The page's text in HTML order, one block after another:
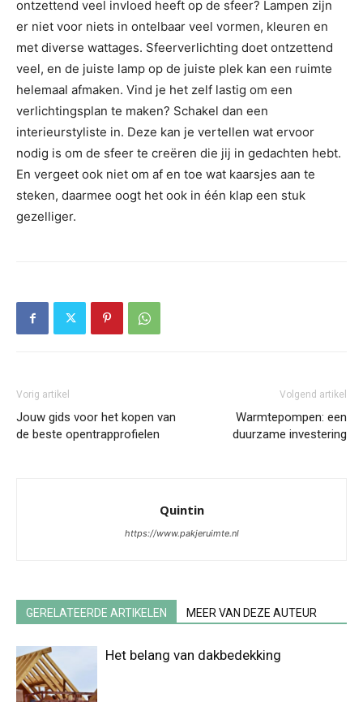
ontzettend veel invloed heeft op de sfeer? Lampen zijn
er niet voor niets in ontelbaar veel vormen, kleuren en
met diverse wattages. Sfeerverlichting doet ontzettend
veel, en de juiste lamp op de juiste plek kan een ruimte
helemaal afmaken. Vind je het zelf lastig om een
verlichtingsplan te maken? Schakel dan een
interieurstyliste in. Deze kan je vertellen wat ervoor
nodig is om de sfeer te creëren die jij in gedachten hebt.
En vergeet ook niet om af en toe wat kaarsjes aan te
steken, daarmee oogt het ook in één klap een stuk
gezelliger.
Vorig artikel
Jouw gids voor het kopen van
de beste opentrapprofielen
Volgend artikel
Warmtepompen: een
duurzame investering
Quintin
https://www.pakjeruimte.nl
GERELATEERDE ARTIKELEN MEER VAN DEZE AUTEUR
Het belang van dakbedekking